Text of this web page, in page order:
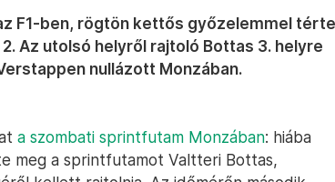
F1-ben, rögtön kettős győzelemmel
Az utolsó helyről rajtoló Bottas 3. helyre
nullázott Monzában.
a szombati sprintfutam Monzában: hiába
meg a sprintfutamot Valtteri Bottas,